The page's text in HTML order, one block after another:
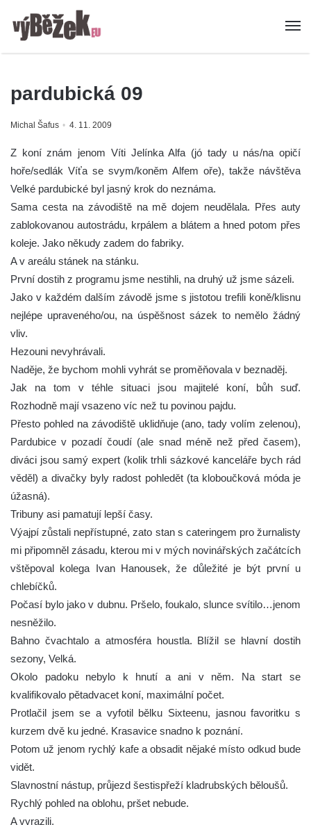
pardubická 09
Michal Šafus 4. 11. 2009
Z koní znám jenom Víti Jelínka Alfa (jó tady u nás/na opičí
hoře/sedlák Víťa se svym/koněm Alfem oře), takže návštěva
Velké pardubické byl jasný krok do neznáma.
Sama cesta na závodiště na mě dojem neudělala. Přes auty
zablokovanou autostrádu, krpálem a blátem a hned potom přes
koleje. Jako někudy zadem do fabriky.
A v areálu stánek na stánku.
První dostih z programu jsme nestihli, na druhý už jsme sázeli.
Jako v každém dalším závodě jsme s jistotou trefili koně/klisnu
nejlépe upraveného/ou, na úspěšnost sázek to nemělo žádný
vliv.
Hezouni nevyhrávali.
Naděje, že bychom mohli vyhrát se proměňovala v beznaděj.
Jak na tom v téhle situaci jsou majitelé koní, bůh suď.
Rozhodně mají vsazeno víc než tu povinou pajdu.
Přesto pohled na závodiště uklidňuje (ano, tady volím zelenou),
Pardubice v pozadí čoudí (ale snad méně než před časem),
diváci jsou samý expert (kolik trhli sázkové kanceláře bych rád
věděl) a divačky byly radost pohledět (ta kloboučková móda je
úžasná).
Tribuny asi pamatují lepší časy.
Výajpí zůstali nepřístupné, zato stan s cateringem pro žurnalisty
mi připomněl zásadu, kterou mi v mých novinářských začátcích
vštěpoval kolega Ivan Hanousek, že důležité je být první u
chlebíčků.
Počasí bylo jako v dubnu. Pršelo, foukalo, slunce svítilo…jenom
nesněžilo.
Bahno čvachtalo a atmosféra houstla. Blížil se hlavní dostih
sezony, Velká.
Okolo padoku nebylo k hnutí a ani v něm. Na start se
kvalifikovalo pětadvacet koní, maximální počet.
Protlačil jsem se a vyfotil bělku Sixteenu, jasnou favoritku s
kurzem dvě ku jedné. Krasavice snadno k poznání.
Potom už jenom rychlý kafe a obsadit nějaké místo odkud bude
vidět.
Slavnostní nástup, průjezd šestispřeží kladrubských běloušů.
Rychlý pohled na oblohu, pršet nebude.
A vyrazili.